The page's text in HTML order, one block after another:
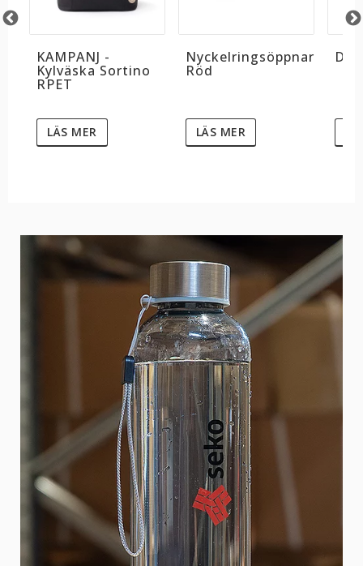
KAMPANJ -
Kylväska Sortino
RPET
LÄS MER
Nyckelringsöppnare
Röd
LÄS MER